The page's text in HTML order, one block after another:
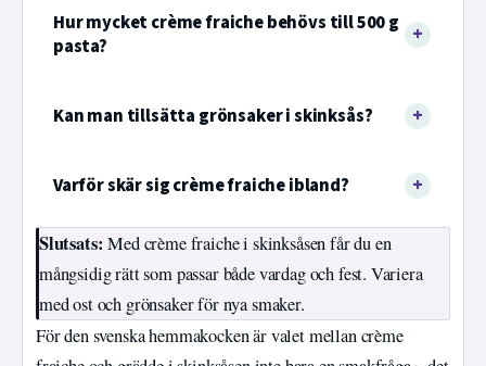
Hur mycket crème fraiche behövs till 500 g
pasta?
Kan man tillsätta grönsaker i skinksås?
Varför skär sig crème fraiche ibland?
Slutsats: Med crème fraiche i skinksåsen får du en
mångsidig rätt som passar både vardag och fest. Variera
med ost och grönsaker för nya smaker.
För den svenska hemmakocken är valet mellan crème